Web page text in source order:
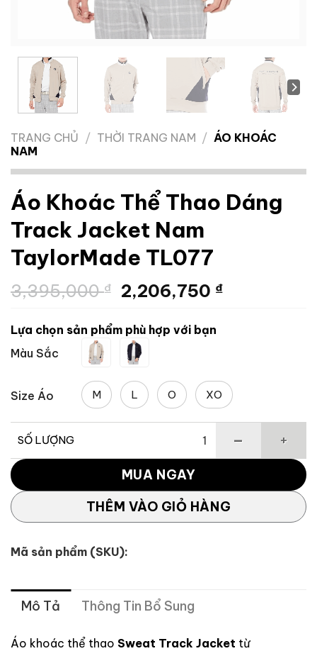
TRANG CHỦ / THỜI TRANG NAM / ÁO KHOÁC
NAM
Áo Khoác Thể Thao Dáng
Track Jacket Nam
TaylorMade TL077
3,395,000₫
Giá
là:
3,395,000 ₫.
2,206,750 ₫Giá
Lựa chọn sản phẩm phù hợp với bạn
Màu Sắc
Size Áo M L O XO
SỐ LƯỢNG
Áo Khoác Thể Thao Dáng Track Jacket Nam TaylorMade
THÊM VÀO GIỎ HÀNG
MUA NGAY
Mã sản phẩm (SKU):
Mô Tả Thông Tin Bổ Sung
Áo khoác thể thao Sweat Track Jacket từ